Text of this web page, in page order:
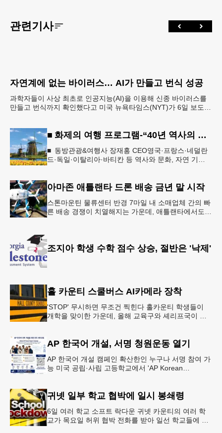
관련기사
자연계에 없는 바이러스… AI가 만들고 번식 성공
과학자들이 사상 최초로 인공지능(AI)을 이용해 신종 바이러스를
만들고 번식까지 확인했다고 미국 뉴욕타임스(NYT)가 6일 보도했
■ 화제의 여행 프로그램-“40년 역사의 신뢰… 서유럽 8개국 13일 대장정”
■ 동방관광&여행사 장재홍 CEO영국·프랑스·네덜란
드·독일·이탈리아·바티칸 등 역사와 문화, 자연 기
아마존 애틀랜타 드론 배송 금년 말 시작
스톤마운틴 물류센터 반경 7마일 내 소매업체 간의 빠
른 배송 경쟁이 치열해지는 가운데, 애틀랜타에서도
조지아 학생 수학 점수 상승, 절반은 '낙제'
홀 카운티 스쿨버스 AI카메라 장착
'STOP' 무시하면 무조건 찍힌다 홀카운티 학생들이
개학을 맞이한 가운데, 올해 교육구와 셰리프국이 학
AP 한국어 개설, 서명 청원운동 열기
AP 한국어 개설 캠페인 확산한인 누구나 서명 참여 가
능 미국 공립·사립 고등학교에서 'AP Korean
귀넷 일부 학교 협박에 일시 봉쇄령
6일 여러 학교 소프트 락다운 귀넷 카운티의 여러 학
교가 목요일 허위 협박 전화를 받아 일선 학교들에 일